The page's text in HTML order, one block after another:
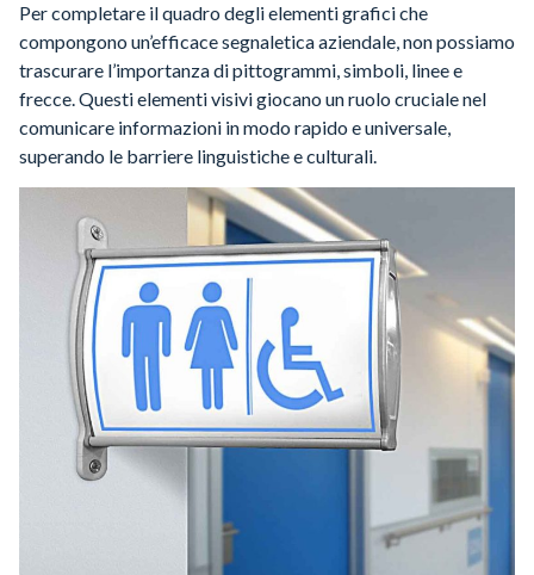
Per completare il quadro degli elementi grafici che
compongono un’efficace segnaletica aziendale, non possiamo
trascurare l’importanza di pittogrammi, simboli, linee e
frecce. Questi elementi visivi giocano un ruolo cruciale nel
comunicare informazioni in modo rapido e universale,
superando le barriere linguistiche e culturali.